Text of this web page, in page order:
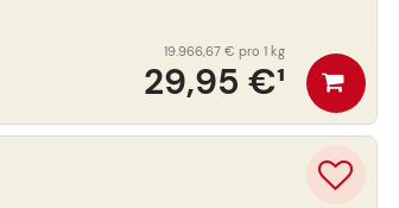
29,95 €¹
19.966,67 € pro 1 kg